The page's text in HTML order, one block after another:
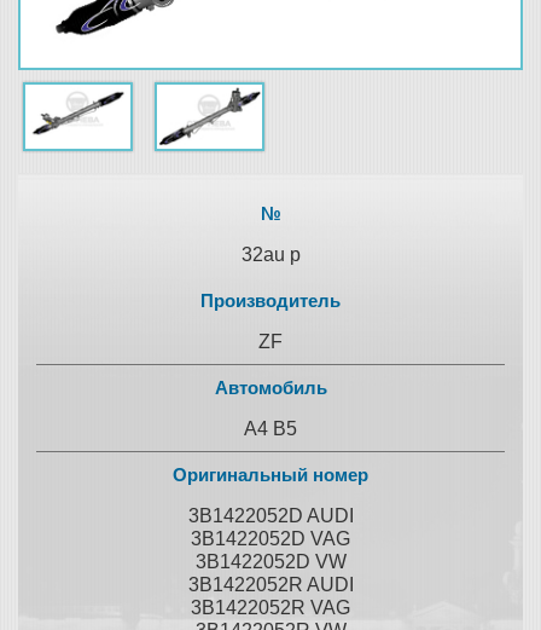
№
32au р
Производитель
ZF
Автомобиль
A4 B5
Оригинальный номер
3B1422052D AUDI
3B1422052D VAG
3B1422052D VW
3B1422052R AUDI
3B1422052R VAG